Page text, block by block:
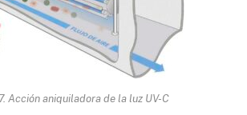
Acción aniquiladora de la luz UV-C